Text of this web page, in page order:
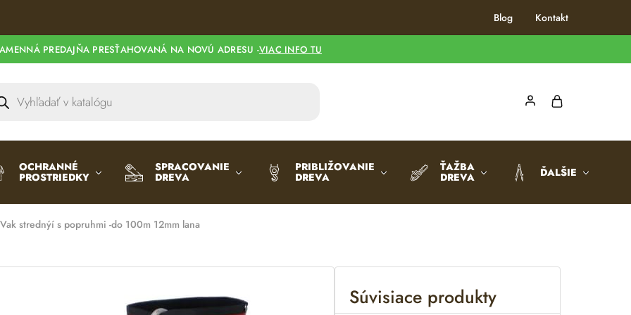
Blog Kontakt
PREDAJŇA PRESŤAHOVANÁ NA NOVÚ ADRESU -VIAC INFO TU
OCHRANNÉ
PROSTRIEDKY
SPRACOVANIE
DREVA
PRIBLIŽOVANIE
DREVA
ŤAŽBA
DREVA ĎALŠIE
Vak strednýí s popruhmi -do 100m 12mm lana
Súvisiace produkty
e
r
e
: